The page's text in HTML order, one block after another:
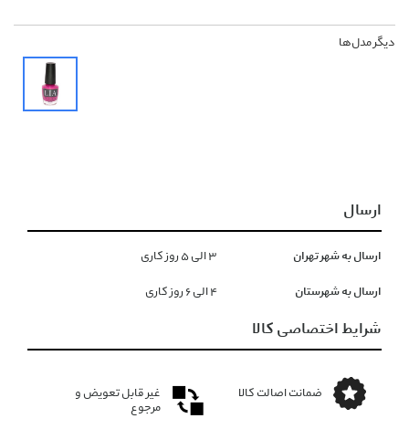
دیگر مدل‌ها
ارسال
ارسال به شهر تهران ۳ الی ۵ روز کاری
ارسال به شهرستان ۴ الی ۶ روز کاری
شرایط اختصاصی کالا
ضمانت اصالت کالا
غیر قابل تعویض و
مرجوع